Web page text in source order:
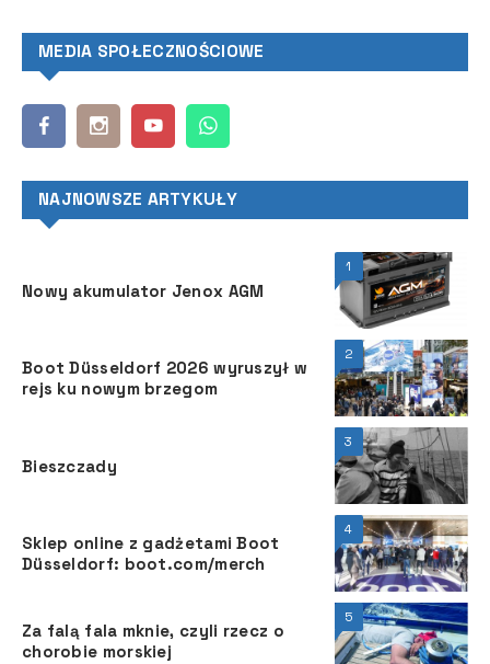
MEDIA SPOŁECZNOŚCIOWE
NAJNOWSZE ARTYKUŁY
1
Nowy akumulator Jenox AGM
2
Boot Düsseldorf 2026 wyruszył w
rejs ku nowym brzegom
3
Bieszczady
4
Sklep online z gadżetami Boot
Düsseldorf: boot.com/merch
5
Za falą fala mknie, czyli rzecz o
chorobie morskiej